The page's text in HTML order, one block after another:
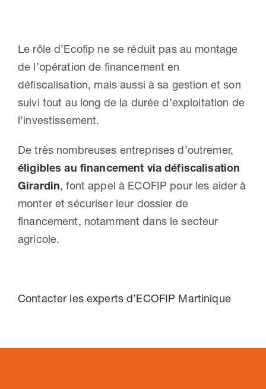
Le rôle d’Ecofip ne se réduit pas au montage
de l’opération de financement en
défiscalisation, mais aussi à sa gestion et son
suivi tout au long de la durée d’exploitation de
l’investissement.
De très nombreuses entreprises d’outremer,
éligibles au financement via défiscalisation
Girardin, font appel à ECOFIP pour les aider à
monter et sécuriser leur dossier de
financement, notamment dans le secteur
agricole.
Contacter les experts d’ECOFIP Martinique